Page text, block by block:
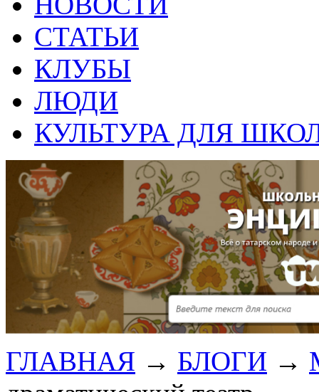
СТАТЬИ
КЛУБЫ
ЛЮДИ
КУЛЬТУРА ДЛЯ
ГЛАВНАЯ → БЛОГИ →